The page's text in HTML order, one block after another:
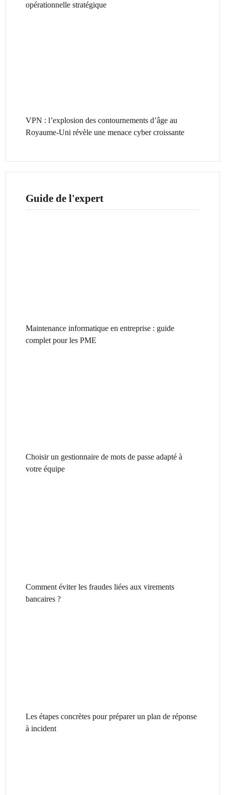
opérationnelle stratégique
VPN : l’explosion des contournements d’âge au
Royaume-Uni révèle une menace cyber croissante
Guide de l'expert
Maintenance informatique en entreprise : guide
complet pour les PME
Choisir un gestionnaire de mots de passe adapté à
votre équipe
Comment éviter les fraudes liées aux virements
bancaires ?
Les étapes concrètes pour préparer un plan de réponse
à incident